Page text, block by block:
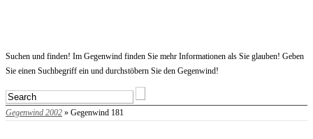
Startseite
Suchen und finden! Im Gegenwind finden Sie mehr Informationen als Sie glauben! Geben
Sie einen Suchbegriff ein und durchstöbern Sie den Gegenwind!
Gegenwind 2002 » Gegenwind 181